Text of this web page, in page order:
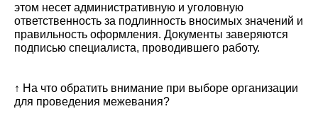
этом несет административную и уголовную
ответственность за подлинность вносимых значений и
правильность оформления. Документы заверяются
подписью специалиста, проводившего работу.
↑ На что обратить внимание при выборе организации
для проведения межевания?